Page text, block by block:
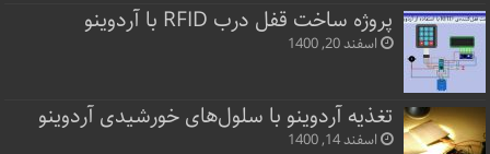
پروژه ساخت قفل‌ درب RFID با آردوینو
اسفند 20, 1400
تغذیه آردوینو با سلول‌های خورشیدی آردوینو
اسفند 14, 1400